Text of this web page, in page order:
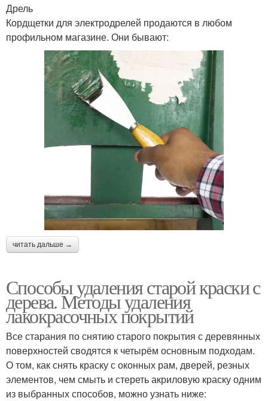
Дрель
Кордщетки для электродрелей продаются в любом
профильном магазине. Они бывают:
читать дальше →
Способы удаления старой краски с
дерева. Методы удаления
лакокрасочных покрытий
Все старания по снятию старого покрытия с деревянных
поверхностей сводятся к четырём основным подходам.
О том, как снять краску с оконных рам, дверей, резных
элементов, чем смыть и стереть акриловую краску одним
из выбранных способов, можно узнать ниже: